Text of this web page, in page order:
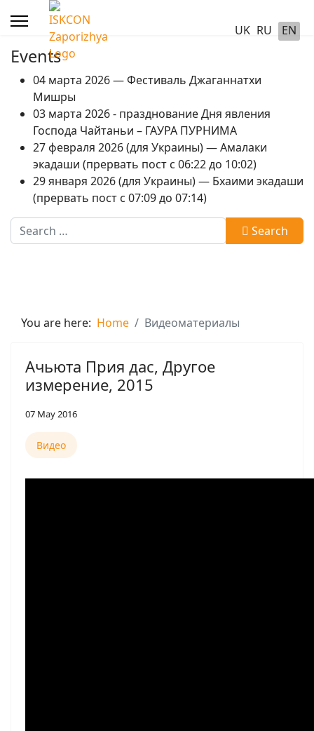
UK RU EN
Events
04 марта 2026 — Фестиваль Джаганнатхи
Мишры
03 марта 2026 - празднование Дня явления
Господа Чайтаньи – ГАУРА ПУРНИМА
27 февраля 2026 (для Украины) — Амалаки
экадаши (прервать пост с 06:22 до 10:02)
29 января 2026 (для Украины) — Бхаими экадаши
(прервать пост с 07:09 до 07:14)
Search
Search
You are here: Home Видеоматериалы
Ачьюта Прия дас, Другое
измерение, 2015
07 May 2016
Видео